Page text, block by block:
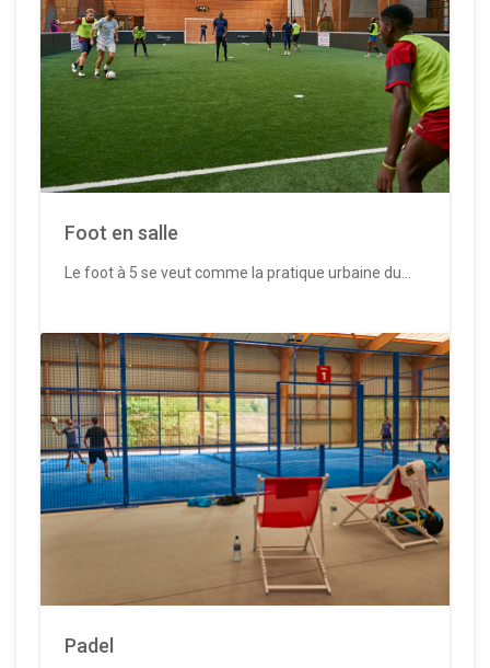
Foot en salle
Le foot à 5 se veut comme la pratique urbaine du...
Padel